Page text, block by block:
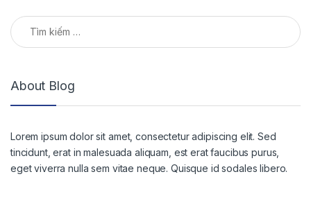
Tìm kiếm cho:
About Blog
Lorem ipsum dolor sit amet, consectetur adipiscing elit. Sed
tincidunt, erat in malesuada aliquam, est erat faucibus purus,
eget viverra nulla sem vitae neque. Quisque id sodales libero.